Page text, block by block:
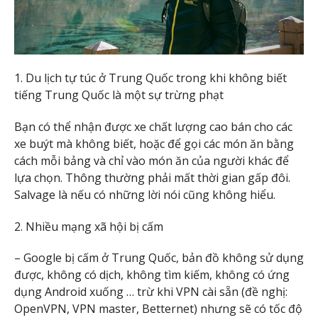
1. Du lịch tự túc ở Trung Quốc trong khi không biết
tiếng Trung Quốc là một sự trừng phạt
Bạn có thể nhận được xe chất lượng cao bán cho các
xe buýt mà không biết, hoặc để gọi các món ăn bằng
cách mỗi bảng và chỉ vào món ăn của người khác để
lựa chọn. Thông thường phải mất thời gian gấp đôi.
Salvage là nếu có những lời nói cũng không hiểu.
2. Nhiều mạng xã hội bị cấm
– Google bị cấm ở Trung Quốc, bản đồ không sử dụng
được, không có dịch, không tìm kiếm, không có ứng
dụng Android xuống … trừ khi VPN cài sẵn (đề nghị:
OpenVPN, VPN master, Betternet) nhưng sẽ có tốc độ